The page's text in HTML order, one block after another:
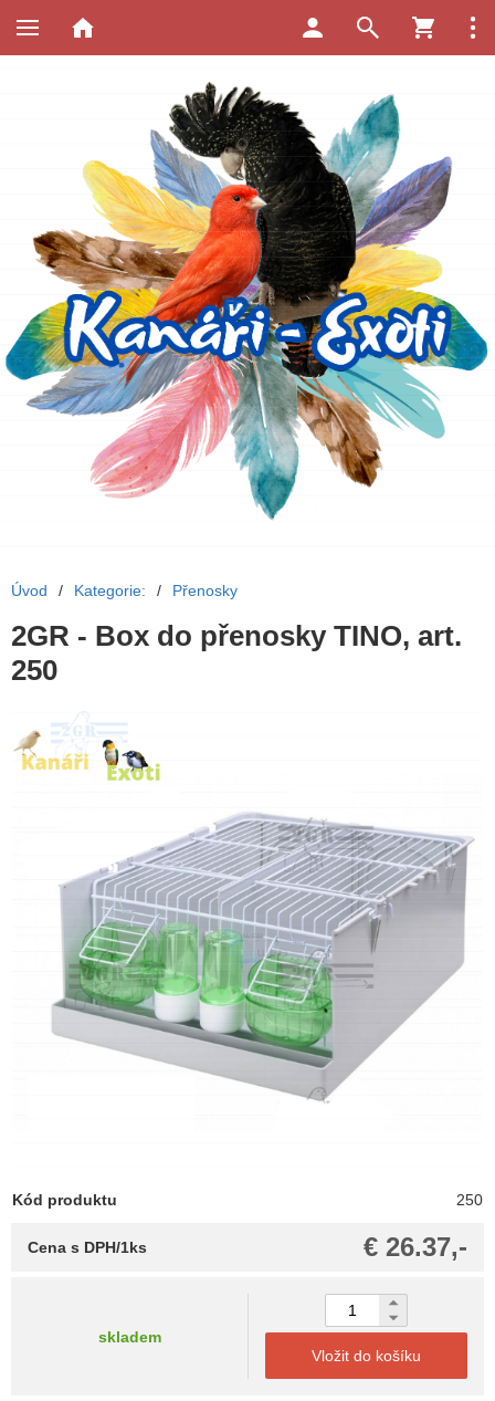
Úvod / Kategorie: / Přenosky
2GR - Box do přenosky TINO, art.
250
Kód produktu 250
€ 26.37,-
Cena s DPH/1ks
skladem
Vložit do košíku